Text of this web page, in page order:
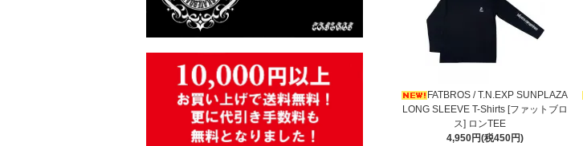
FATBROS / T.N.EXP SUNPLAZA
LONG SLEEVE T-Shirts [ファットブロ
ス] ロンTEE
4,950円(税450円)